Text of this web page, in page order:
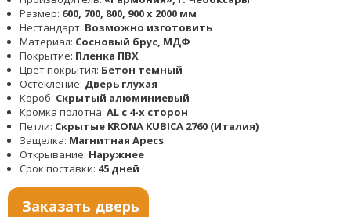
Размер: 600, 700, 800, 900 x 2000 мм
Нестандарт: Возможно изготовить
Материал: Сосновый брус, МДФ
Покрытие: Пленка ПВХ
Цвет покрытия: Бетон темный
Остекление: Дверь глухая
Короб: Скрытый алюминиевый
Кромка полотна: AL с 4-х сторон
Петли: Скрытые KRONA KUBICA 2760 (Италия)
Защелка: Магнитная Apecs
Открывание: Наружнее
Срок поставки: 45 дней
Заказать дверь